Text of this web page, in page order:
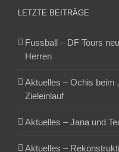
LETZTE BEITRÄGE
Fussball – DF Tours
Herren
Aktuelles – Ochis beim
Zieleinlauf
Aktuelles – Jana und
Aktuelles –